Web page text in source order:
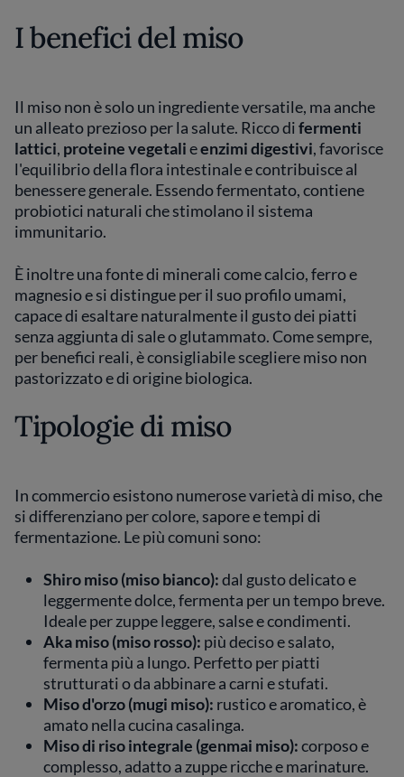
I benefici del miso
Il miso non è solo un ingrediente versatile, ma anche
un alleato prezioso per la salute. Ricco difermenti
lattici, proteine vegetalieenzimi digestivi, favorisce
l'equilibrio della flora intestinale e contribuisce al
benessere generale. Essendo fermentato, contiene
probiotici naturali che stimolano il sistema
immunitario.
È inoltre una fonte di minerali come calcio, ferro e
magnesio e si distingue per il suo profilo umami,
capace di esaltare naturalmente il gusto dei piatti
senza aggiunta di sale o glutammato. Come sempre,
per benefici reali, è consigliabile scegliere miso non
pastorizzato e di origine biologica.
Tipologie di miso
In commercio esistono numerose varietà di miso, che
si differenziano per colore, sapore e tempi di
fermentazione. Le più comuni sono:
Shiro miso (miso bianco):dal gusto delicato e
leggermente dolce, fermenta per un tempo breve.
Ideale per zuppe leggere, salse e condimenti.
Aka miso (miso rosso): più deciso e salato,
fermenta più a lungo. Perfetto per piatti
strutturati o da abbinare a carni e stufati.
Miso d'orzo (mugi miso): rustico e aromatico, è
amato nella cucina casalinga.
Miso di riso integrale (genmai miso):corposo e
complesso, adatto a zuppe ricche e marinature.